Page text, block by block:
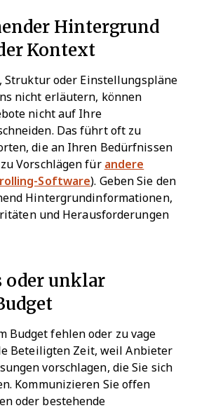
Hintergrund
Kontext
Struktur oder Einstellungspläne
nicht erläutern, können
nicht auf Ihre
Das führt oft zu
die an Ihren Bedürfnissen
Vorschlägen für andere
Software). Geben Sie den
Hintergrundinformationen,
und Herausforderungen
oder unklar
Budget fehlen oder zu vage
Beteiligten Zeit, weil Anbieter
vorschlagen, die Sie sich
Kommunizieren Sie offen
oder bestehende